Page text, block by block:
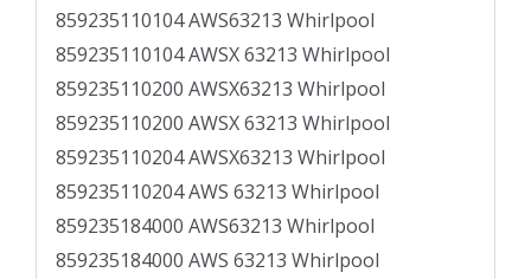
859235110104 AWS63213 Whirlpool
859235110104 AWSX 63213 Whirlpool
859235110200 AWSX63213 Whirlpool
859235110200 AWSX 63213 Whirlpool
859235110204 AWSX63213 Whirlpool
859235110204 AWS 63213 Whirlpool
859235184000 AWS63213 Whirlpool
859235184000 AWS 63213 Whirlpool